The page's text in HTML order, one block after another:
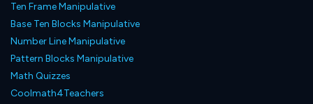
Ten Frame Manipulative
Base Ten Blocks Manipulative
Number Line Manipulative
Pattern Blocks Manipulative
Math Quizzes
Coolmath4Teachers